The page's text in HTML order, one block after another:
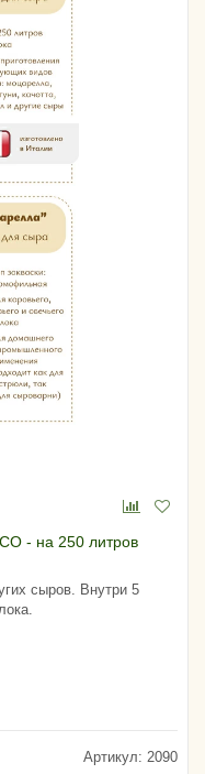
- на 250 литров
сыров. Внутри 5
Артикул: 2090